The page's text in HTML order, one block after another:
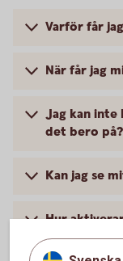
Varför får
När får jag
Jag kan inte
det bero på?
Kan jag se
Hur